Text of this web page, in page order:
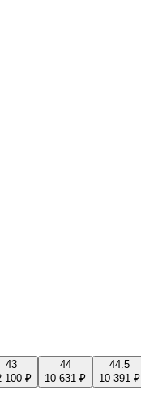
43
100 ₽
44
10 631 ₽
44.5
10 391 ₽